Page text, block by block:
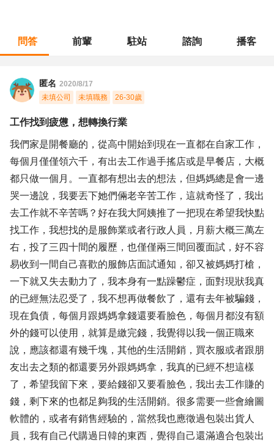
問答 前輩 駐站 諮詢 播客
匿名 2020/8/17
未填公司
未填職務 26-30歲
工作找到疲憊，想轉換行業
我們家是開餐廳的，從高中開始到現在一直都在自家工作，
每個月僅僅領六千，有出去工作過手搖店或是早餐店，大概
都只做一個月。一直都有想出去的想法，但媽媽總是會一邊
哭一邊說，我要丟下她們倆老辛苦工作，這就奇怪了，我出
去工作就不辛苦嗎？好在我大阿姨推了一把現在希望我快點
找工作，我想找的是服飾業或者行政人員，月薪大概三萬左
右，投了三四十間的履歷，也僅僅兩三間回覆面試，好不容
易收到一間自己喜歡的服飾店面試通知，卻又被媽媽打槍，
一下就又失去動力了，我本身有一點躁鬱症，面對現狀我真
的已經無法忍受了，我不想再做餐飲了，還有去年被騙錢，
現在負債，每個月跟媽媽拿錢還要看臉色，每個月都沒有額
外的錢可以使用，就算是繳完錢，我覺得以我一個正職來
說，應該都還有幾千塊，其他的生活開銷，買衣服或者跟朋
友出去之類的都還要另外跟媽媽拿，我真的已經不想這樣
了，希望我留下來，要給錢卻又要看臉色，我出去工作賺的
錢，剩下來的也都足夠我的生活開銷。很多需要一些會繪圖
軟體的，或者有銷售經驗的，當然我也應徵過包裝出貨人
員，我有自己代購過日韓的東西，覺得自己還滿適合包裝出